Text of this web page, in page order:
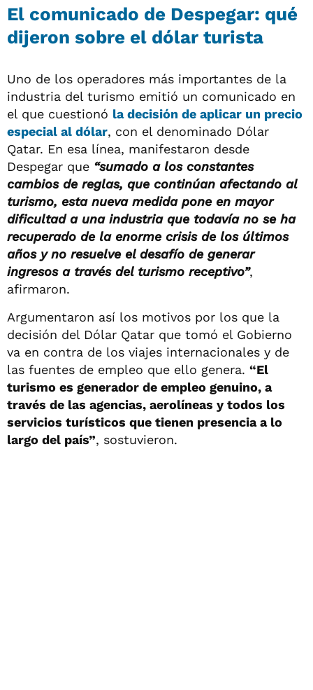
El comunicado de Despegar: qué
dijeron sobre el dólar turista
Uno de los operadores más importantes de la
industria del turismo emitió un comunicado en
el que cuestionó la decisión de aplicar un precio
especial al dólar, con el denominado Dólar
Qatar. En esa línea, manifestaron desde
Despegar que “sumado a los constantes
cambios de reglas, que continúan afectando al
turismo, esta nueva medida pone en mayor
dificultad a una industria que todavía no se ha
recuperado de la enorme crisis de los últimos
años y no resuelve el desafío de generar
ingresos a través del turismo receptivo”,
afirmaron.
Argumentaron así los motivos por los que la
decisión del Dólar Qatar que tomó el Gobierno
va en contra de los viajes internacionales y de
las fuentes de empleo que ello genera. “El
turismo es generador de empleo genuino, a
través de las agencias, aerolíneas y todos los
servicios turísticos que tienen presencia a lo
largo del país”, sostuvieron.